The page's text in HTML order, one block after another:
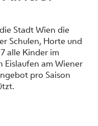
Stadt Wien die
Schulen, Horte und
alle Kinder im
Eislaufen am Wiener
pro Saison